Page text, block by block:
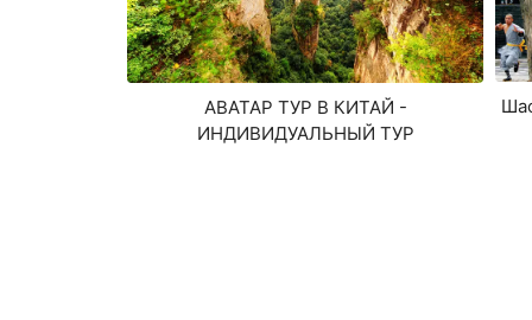
АВАТАР ТУР В КИТАЙ -
ИНДИВИДУАЛЬНЫЙ ТУР